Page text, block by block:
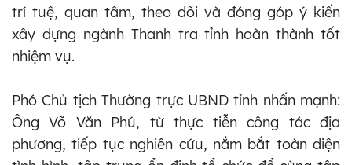
trí tuệ, quan tâm, theo dõi và đóng góp ý kiến
xây dựng ngành Thanh tra tỉnh hoàn thành tốt
nhiệm vụ.
Phó Chủ tịch Thường trực UBND tỉnh nhấn mạnh:
Ông Võ Văn Phú, từ thực tiễn công tác địa
phương, tiếp tục nghiên cứu, nắm bắt toàn diện